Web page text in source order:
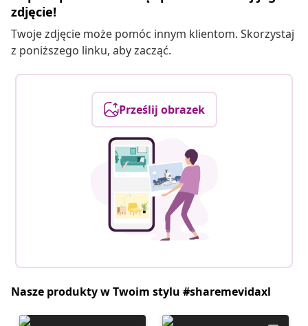
zdjęcie!
Twoje zdjęcie może pomóc innym klientom. Skorzystaj
z poniższego linku, aby zacząć.
Prześlij obrazek
Nasze produkty w Twoim stylu #sharemevidaxl